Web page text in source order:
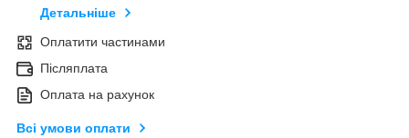
Детальніше
Оплатити частинами
Післяплата
Оплата на рахунок
Всі умови оплати